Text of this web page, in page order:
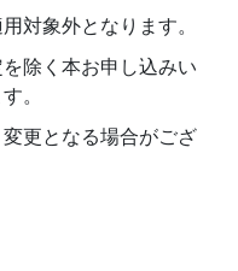
対象外となります。
除く本お申し込みい
。
更となる場合がござ